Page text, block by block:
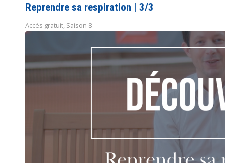
Reprendre sa respiration | 3/3
Accès gratuit, Saison 8